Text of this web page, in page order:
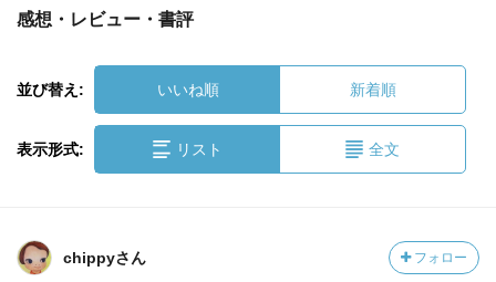
感想・レビュー・書評
並び替え: いいね順 新着順
表示形式: リスト 全文
chippyさん フォロー